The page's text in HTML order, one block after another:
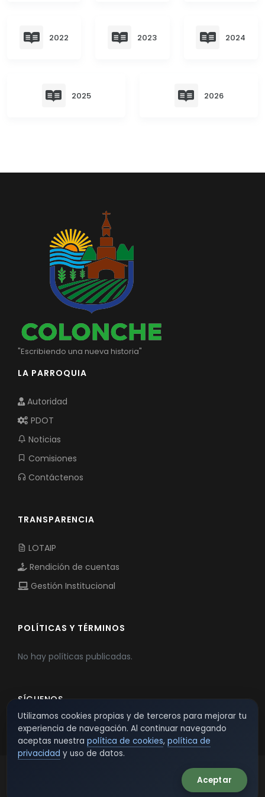
GESTIÓN ADMINISTRATIVA
Plan Operativo Anual - POA
Cédulas presupuestarias y balances
Ejecución Presupuestaria
Obras y proyectos
2022 2023 2024
2025 2026
"Escribiendo una nueva historia"
LA PARROQUIA
Autoridad
PDOT
Noticias
Comisiones
Contáctenos
TRANSPARENCIA
LOTAIP
Rendición de cuentas
Gestión Institucional
POLÍTICAS Y TÉRMINOS
No hay políticas publicadas.
SÍGUENOS
© 2026 TSW - TecnoServiWeb. All Rights Reserved.
Utilizamos cookies propias y de terceros para mejorar tu
experiencia de navegación. Al continuar navegando
aceptas nuestra política de cookies, política de
privacidad y uso de datos.
Aceptar